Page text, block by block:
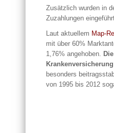
Zusätzlich wurden in
Zuzahlungen
Laut aktuellem Map-
mit über 60%
1,76% angehoben.
besonders
von 1995 bis 2012